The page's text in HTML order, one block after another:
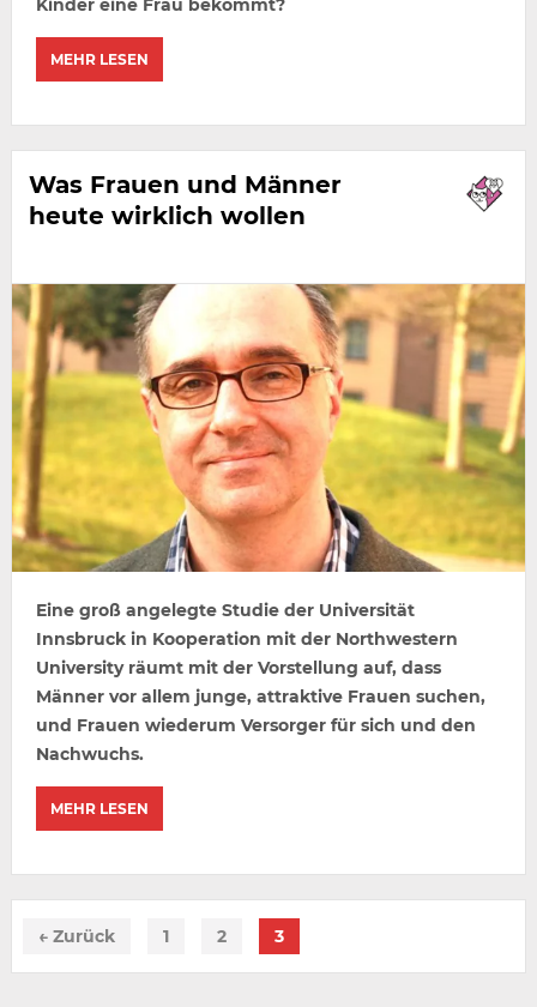
MEHR LESEN
Was Frauen und Männer
heute wirklich wollen
Eine groß angelegte Studie der Universität
Innsbruck in Kooperation mit der Northwestern
University räumt mit der Vorstellung auf, dass
Männer vor allem junge, attraktive Frauen suchen,
und Frauen wiederum Versorger für sich und den
Nachwuchs.
MEHR LESEN
← Zurück 1 2 3